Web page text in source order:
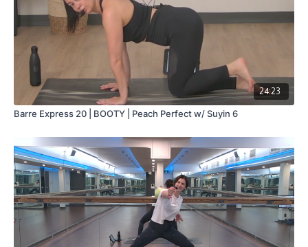
24:23
Barre Express 20 | BOOTY | Peach Perfect w/ Suyin 6